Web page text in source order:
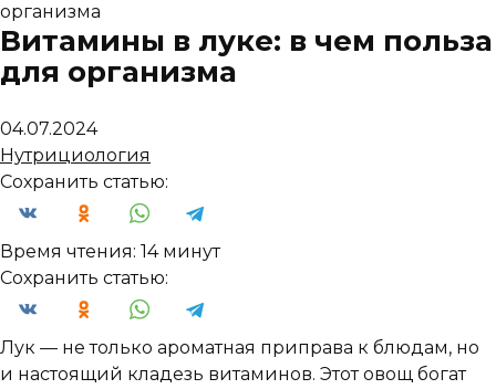
организма
Витамины в луке: в чем польза
для организма
04.07.2024
Нутрициология
Сохранить статью:
Время чтения: 14 минут
Сохранить статью:
Лук — не только ароматная приправа к блюдам, но
и настоящий кладезь витаминов. Этот овощ богат